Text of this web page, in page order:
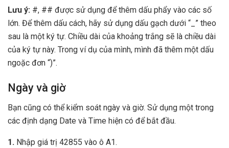
Lưu ý: #, ## được sử dụng để thêm dấu phẩy vào các số
lớn. Để thêm dấu cách, hãy sử dụng dấu gạch dưới “_” theo
sau là một ký tự. Chiều dài của khoảng trắng sẽ là chiều dài
của ký tự này. Trong ví dụ của mình, mình đã thêm một dấu
ngoặc đơn “)”.
Ngày và giờ
Bạn cũng có thể kiểm soát ngày và giờ. Sử dụng một trong
các định dạng Date và Time hiện có để bắt đầu.
1. Nhập giá trị 42855 vào ô A1.